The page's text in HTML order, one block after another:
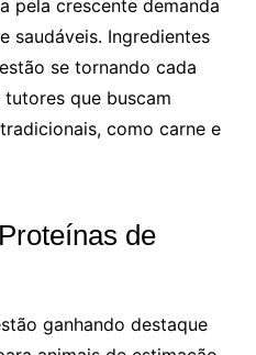
pela crescente demanda
saudáveis. Ingredientes
se tornando cada
que buscam
como carne e
de
ganhando destaque